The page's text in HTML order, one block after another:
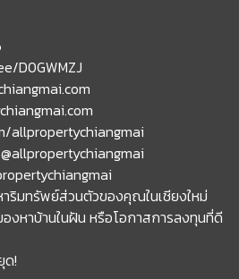
D0GWMZJ
allpropertychiangmai
ริมทรัพย์ส่วนตัวของคุณในเชียงใหม่
งหาบ้านในฝัน หรือโอกาสการลงทุนที่ดี
ด!